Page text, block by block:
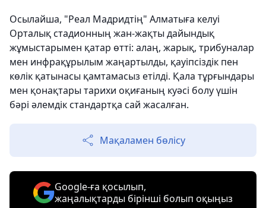
Осылайша, "Реал Мадридтің" Алматыға келуі
Орталық стадионның жан-жақты дайындық
жұмыстарымен қатар өтті: алаң, жарық, трибуналар
мен инфрақұрылым жаңартылды, қауіпсіздік пен
көлік қатынасы қамтамасыз етілді. Қала тұрғындары
мен қонақтары тарихи оқиғаның куәсі болу үшін
бәрі әлемдік стандартқа сай жасалған.
Мақаламен бөлісу
Google-ға қосылып,
жаңалықтарды бірінші болып оқыңыз